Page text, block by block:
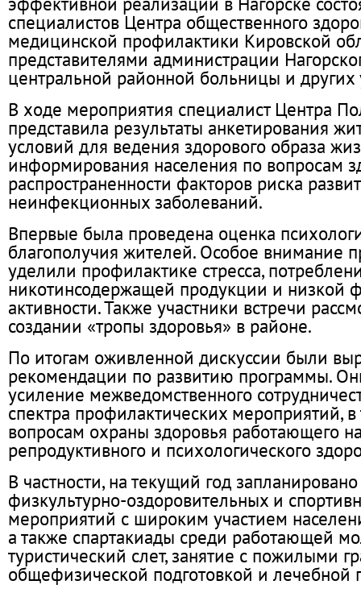
специалистов Центра общественного
медицинской профилактики Кировской
представителями администрации
центральной районной больницы и
В ходе мероприятия специалист Центра
представила результаты анкетирования
условий для ведения здорового образа
информирования населения по вопросам
распространенности факторов риска
неинфекционных заболеваний.
Впервые была проведена оценка
благополучия жителей. Особое внимание
уделили профилактике стресса,
никотинсодержащей продукции и низкой
активности. Также участники встречи
создании «тропы здоровья» в районе.
По итогам оживленной дискуссии были
рекомендации по развитию программы.
усиление межведомственного
спектра профилактических мероприятий,
вопросам охраны здоровья работающего
репродуктивного и психологического
В частности, на текущий год
физкультурно-оздоровительных и
мероприятий с широким участием
а также спартакиады среди работающей
туристический слет, занятие с пожилыми
общефизической подготовкой и лечебной